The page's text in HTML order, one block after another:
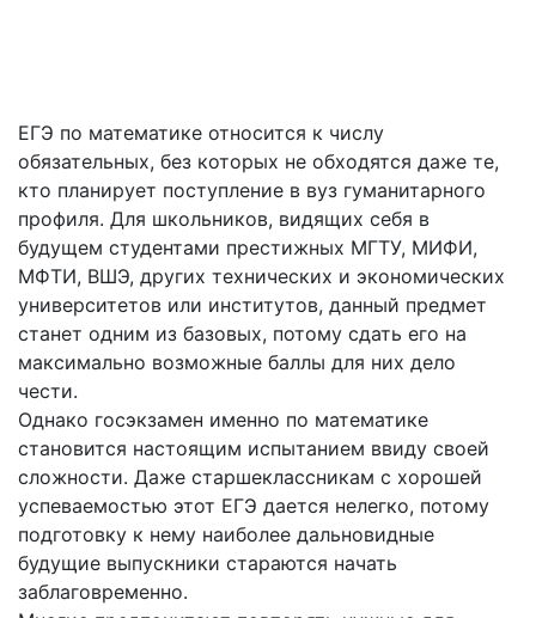
ЕГЭ по математике относится к числу
обязательных, без которых не обходятся даже те,
кто планирует поступление в вуз гуманитарного
профиля. Для школьников, видящих себя в
будущем студентами престижных МГТУ, МИФИ,
МФТИ, ВШЭ, других технических и экономических
университетов или институтов, данный предмет
станет одним из базовых, потому сдать его на
максимально возможные баллы для них дело
чести.
Однако госэкзамен именно по математике
становится настоящим испытанием ввиду своей
сложности. Даже старшеклассникам с хорошей
успеваемостью этот ЕГЭ дается нелегко, потому
подготовку к нему наиболее дальновидные
будущие выпускники стараются начать
заблаговременно.